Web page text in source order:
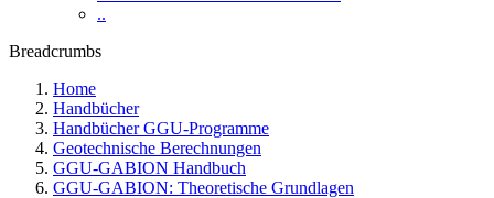
..
Breadcrumbs
Home
Handbücher
Handbücher GGU-Programme
Geotechnische Berechnungen
GGU-GABION Handbuch
GGU-GABION: Theoretische Grundlagen